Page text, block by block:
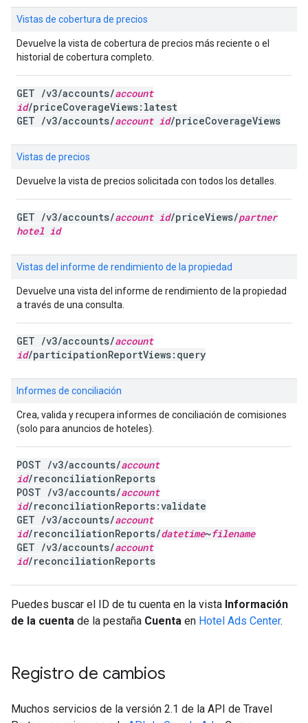
Vistas de cobertura de precios
Devuelve la vista de cobertura de precios más reciente o el
historial de cobertura completo.
GET /v3/accounts/account
id/priceCoverageViews:latest
GET /v3/accounts/account id/priceCoverageViews
Vistas de precios
Devuelve la vista de precios solicitada con todos los detalles.
GET /v3/accounts/account id/priceViews/partner
hotel id
Vistas del informe de rendimiento de la propiedad
Devuelve una vista del informe de rendimiento de la propiedad
a través de una consulta.
GET /v3/accounts/account
id/participationReportViews:query
Informes de conciliación
Crea, valida y recupera informes de conciliación de comisiones
(solo para anuncios de hoteles).
POST /v3/accounts/account
id/reconciliationReports
POST /v3/accounts/account
id/reconciliationReports:validate
GET /v3/accounts/account
id/reconciliationReports/datetime~filename
GET /v3/accounts/account
id/reconciliationReports
Puedes buscar el ID de tu cuenta en la vista Información
de la cuenta de la pestaña Cuenta en Hotel Ads Center.
Registro de cambios
Muchos servicios de la versión 2.1 de la API de Travel